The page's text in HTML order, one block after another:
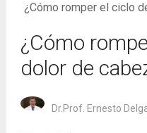
¿Cómo romper el ciclo
¿Cómo
dolor de
Dr.Prof. Ernesto